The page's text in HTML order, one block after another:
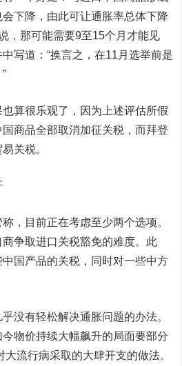
下降，由此可让通胀率总体下降
，那可能需要9至15个月才能见
写道：“换言之，在11月选举前是
很乐观了，因为上述评估所假
商品全部取消加征关税，而拜登
关税。
目前正在考虑至少两个选项。
争取进口关税豁免的难度。此
国产品的关税，同时对一些中方
有轻松解决通胀问题的办法。
物价持续大幅飙升的局面要部分
流行病采取的大肆开支的做法。